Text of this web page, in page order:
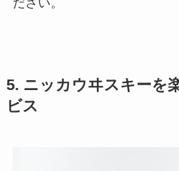
5. ニッカウヰスキーを
ビス